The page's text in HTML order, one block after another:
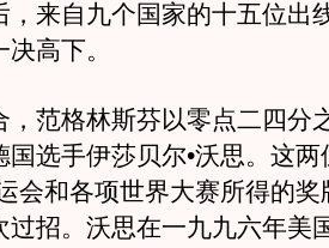
，来自九个国家的十五位出
高下。
范格林斯芬以零点二四分
选手伊莎贝尔•沃思。这两
会和各项世界大赛所得的
过招。沃思在一九九六年美